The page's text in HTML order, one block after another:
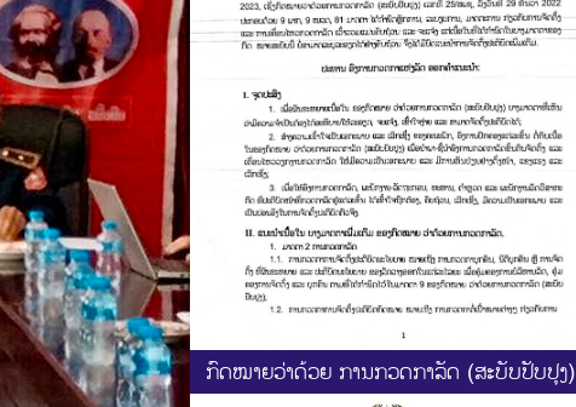
ກົດໝາຍວ່າດ້ວຍ ການກວດກາລັດ (ສະບັບປັບປຸງ)